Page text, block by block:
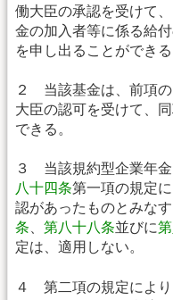
働大臣の承認を受けて
金の加入者等に係る給
を申し出ることができる
２ 当該基金は、前項
大臣の認可を受けて、
できる。
３ 当該規約型企業年
八十四条第一項の規定
認があったものとみな
条、 第八十八条並びに
定は、適用しない。
４ 第二項の規定により